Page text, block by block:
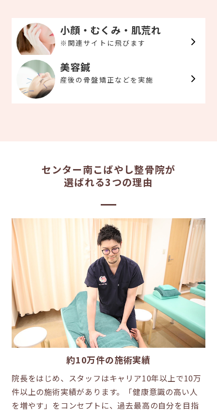
小顔・むくみ・肌荒れ
※関連サイトに飛びます
美容鍼
産後の骨盤矯正などを実施
センター南こばやし整骨院が
選ばれる3つの理由
約10万件の施術実績
院長をはじめ、スタッフはキャリア10年以上で10万
件以上の施術実績があります。「健康意識の高い人
を増やす」をコンセプトに、過去最高の自分を目指